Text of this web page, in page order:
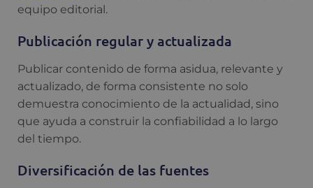
equipo editorial.
Publicación regular y actualizada
Publicar contenido de forma asidua, relevante y
actualizado, de forma consistente no solo
demuestra conocimiento de la actualidad, sino
que ayuda a construir la confiabilidad a lo largo
del tiempo.
Diversificación de las fuentes